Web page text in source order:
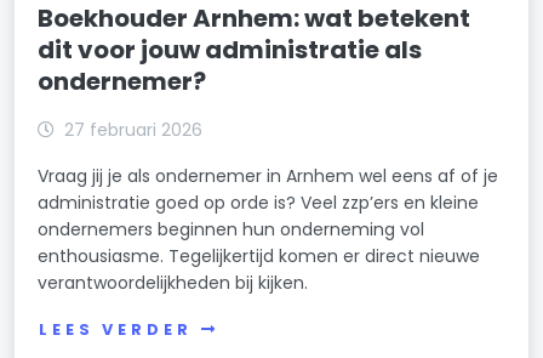
Boekhouder Arnhem: wat betekent
dit voor jouw administratie als
ondernemer?
27 februari 2026
Vraag jij je als ondernemer in Arnhem wel eens af of je
administratie goed op orde is? Veel zzp’ers en kleine
ondernemers beginnen hun onderneming vol
enthousiasme. Tegelijkertijd komen er direct nieuwe
verantwoordelijkheden bij kijken.
LEES VERDER